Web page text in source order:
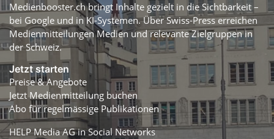
Medienbooster.ch bringt Inhalte gezielt in die Sichtbarkeit –
bei Google und in KI-Systemen. Über Swiss-Press erreichen
Medienmitteilungen Medien und relevante Zielgruppen in
der Schweiz.
Jetzt starten
Preise & Angebote
Jetzt Medienmitteilung buchen
Abo für regelmässige Publikationen
HELP Media AG in Social Networks